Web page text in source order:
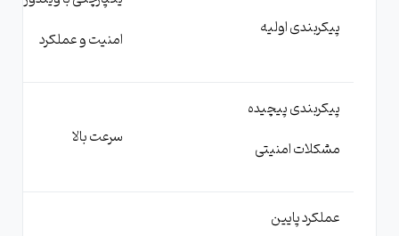
پیکربندی اولیه
امنیت و عملکرد
پیکربندی پیچیده
مشکلات امنیتی
سرعت بالا
عملکرد پایین